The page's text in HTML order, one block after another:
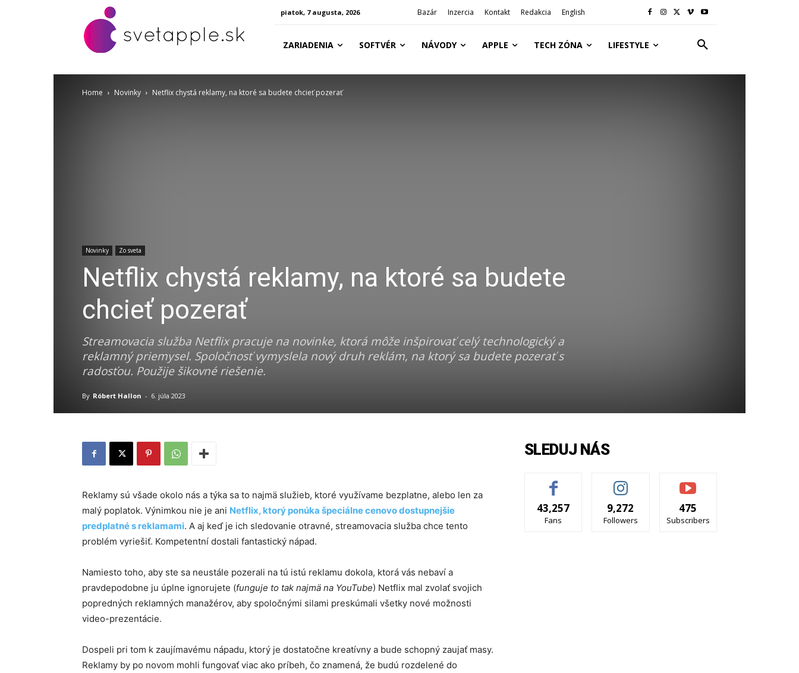
piatok, 7 augusta, 2026 Bazár Inzercia Kontakt Redakcia English
ZARIADENIA SOFTVÉR NÁVODY APPLE TECH ZÓNA LIFESTYLE
Home Novinky Netflix chystá reklamy, na ktoré sa budete chcieť pozerať
Novinky Zo sveta
Netflix chystá reklamy, na ktoré sa budete
chcieť pozerať
Streamovacia služba Netflix pracuje na novinke, ktorá môže inšpirovať celý technologický a
reklamný priemysel. Spoločnosť vymyslela nový druh reklám, na ktorý sa budete pozerať s
radosťou. Použije šikovné riešenie.
By Róbert Hallon - 6. júla 2023
Reklamy sú všade okolo nás a týka sa to najmä služieb, ktoré využívame bezplatne, alebo len za
malý poplatok. Výnimkou nie je ani Netflix, ktorý ponúka špeciálne cenovo dostupnejšie
predplatné s reklamami. A aj keď je ich sledovanie otravné, streamovacia služba chce tento
problém vyriešiť. Kompetentní dostali fantastický nápad.
Namiesto toho, aby ste sa neustále pozerali na tú istú reklamu dokola, ktorá vás nebaví a
pravdepodobne ju úplne ignorujete (funguje to tak najmä na YouTube) Netflix mal zvolať svojich
popredných reklamných manažérov, aby spoločnými silami preskúmali všetky nové možnosti
video-prezentácie.
Dospeli pri tom k zaujímavému nápadu, ktorý je dostatočne kreatívny a bude schopný zaujať masy.
Reklamy by po novom mohli fungovať viac ako príbeh, čo znamená, že budú rozdelené do
SLEDUJ NÁS
43,257
Fans
9,272
Followers
475
Subscribers